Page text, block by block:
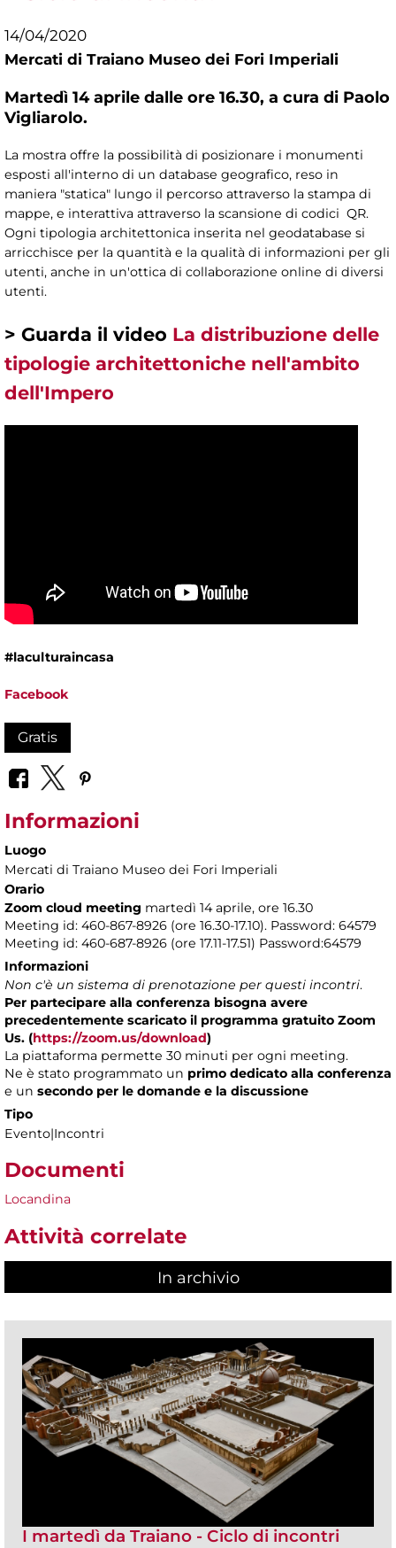
14/04/2020
Mercati di Traiano Museo dei Fori Imperiali
Martedì 14 aprile dalle ore 16.30, a cura di Paolo
Vigliarolo.
La mostra offre la possibilità di posizionare i monumenti
esposti all'interno di un database geografico, reso in
maniera "statica" lungo il percorso attraverso la stampa di
mappe, e interattiva attraverso la scansione di codici QR.
Ogni tipologia architettonica inserita nel geodatabase si
arricchisce per la quantità e la qualità di informazioni per gli
utenti, anche in un'ottica di collaborazione online di diversi
utenti.
> Guarda il video La distribuzione delle
tipologie architettoniche nell'ambito
dell'Impero
#laculturaincasa
Facebook
Gratis
Informazioni
Luogo
Mercati di Traiano Museo dei Fori Imperiali
Orario
Zoom cloud meeting martedì 14 aprile, ore 16.30
Meeting id: 460-867-8926 (ore 16.30-17.10). Password: 64579
Meeting id: 460-687-8926 (ore 17.11-17.51) Password:64579
Informazioni
Non c'è un sistema di prenotazione per questi incontri.
Per partecipare alla conferenza bisogna avere
precedentemente scaricato il programma gratuito Zoom
Us. (https://zoom.us/download)
La piattaforma permette 30 minuti per ogni meeting.
Ne è stato programmato un primo dedicato alla conferenza
e un secondo per le domande e la discussione
Tipo
Evento|Incontri
Documenti
Locandina
Attività correlate
In archivio
I martedì da Traiano - Ciclo di incontri